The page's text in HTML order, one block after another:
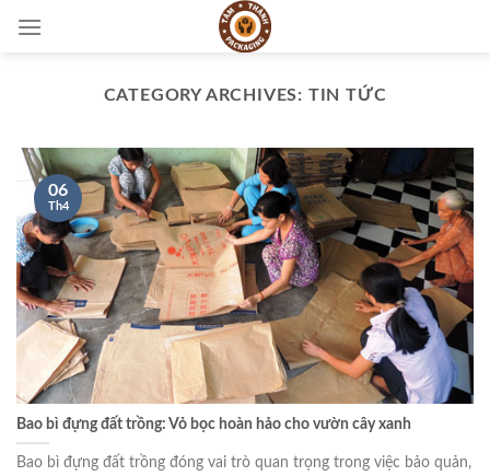
CATEGORY ARCHIVES: TIN TỨC
Bao bì đựng đất trồng: Vỏ bọc hoàn hảo cho vườn cây xanh
Bao bì đựng đất trồng đóng vai trò quan trọng trong việc bảo quản,
06
Th4